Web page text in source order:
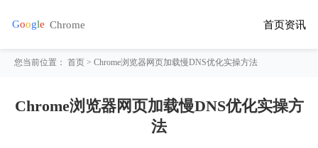
首页资讯
您当前位置：首页 > Chrome浏览器网页加载慢DNS优化实操方法
Chrome浏览器网页加载慢DNS优化实操方
法